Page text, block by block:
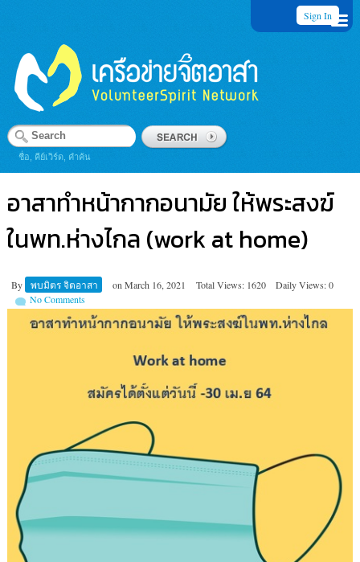
Sign In
ชื่อ, คีย์เวิร์ด, คำค้น
อาสาทำหน้ากากอนามัย ให้พระสงฆ์
ในพท.ห่างไกล (work at home)
By พบมิตร จิตอาสา on March 16, 2021 Total Views: 1620
Daily Views: 0
No Comments